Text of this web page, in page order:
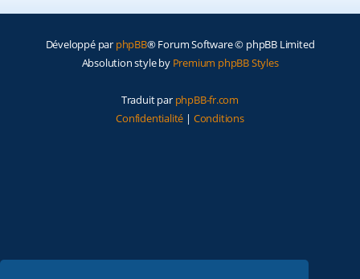
Développé par phpBB® Forum Software © phpBB Limited
Absolution style by Premium phpBB Styles
Traduit par phpBB-fr.com
Confidentialité | Conditions